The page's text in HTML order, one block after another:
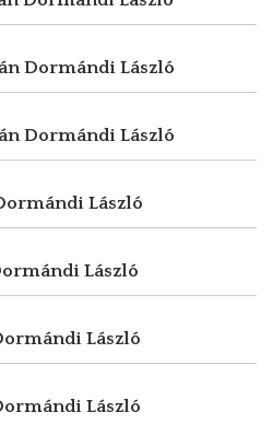
Dormándi László
Dormándi László
László
László
László
László